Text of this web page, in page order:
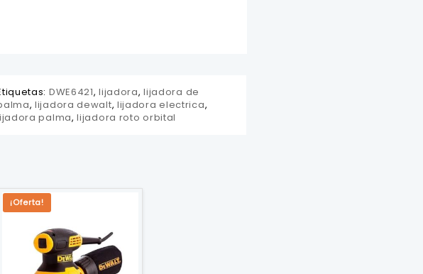
DWE6421,lijadora,lijadora de
,lijadora dewalt, lijadora electrica,
palma,lijadora roto orbital
¡Oferta!